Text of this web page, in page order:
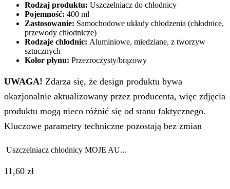
Rodzaj produktu: Uszczelniacz do chłodnicy
Pojemność: 400 ml
Zastosowanie: Samochodowe układy chłodzenia (chłodnice,
przewody chłodnicze)
Rodzaje chłodnic: Aluminiowe, miedziane, z tworzyw
sztucznych
Kolor płynu: Przezroczysty/brązowy
UWAGA! Zdarza się, że design produktu bywa
okazjonalnie aktualizowany przez producenta, więc zdjęcia
produktu mogą nieco różnić się od stanu faktycznego.
Kluczowe parametry techniczne pozostają bez zmian
Uszczelniacz chłodnicy MOJE AU...
11,60 zł